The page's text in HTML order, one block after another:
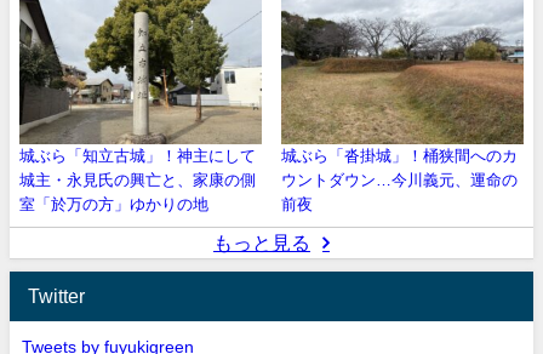
城ぶら「知立古城」！神主にして
城主・永見氏の興亡と、家康の側
室「於万の方」ゆかりの地
城ぶら「沓掛城」！桶狭間へのカ
ウントダウン…今川義元、運命の
前夜
もっと見る
Twitter
Tweets by fuyukigreen